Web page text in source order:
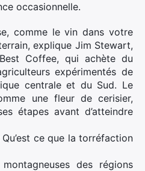
occasionnelle.
comme le vin dans votre
explique Jim Stewart,
Coffee, qui achète du
expérimentés de
centrale et du Sud. Le
une fleur de cerisier,
étapes avant d’atteindre
Qu’est ce que la torréfaction
des régions